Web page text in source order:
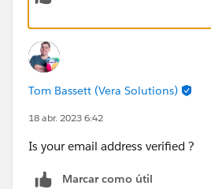
Tom Bassett (Vera Solutions)
18 abr. 2023 6:42
Is your email address verified ?
Marcar como útil